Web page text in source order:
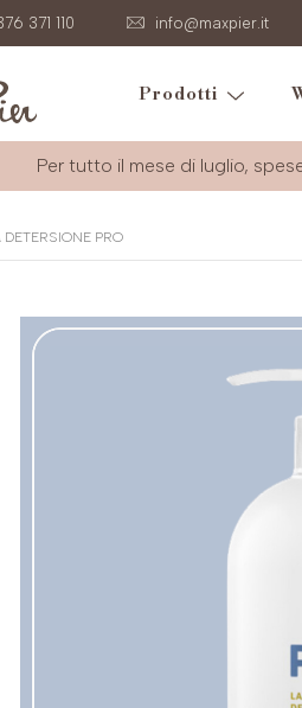
371 110 info@maxpier.it
Prodotti
Per tutto il mese di luglio,
PRO